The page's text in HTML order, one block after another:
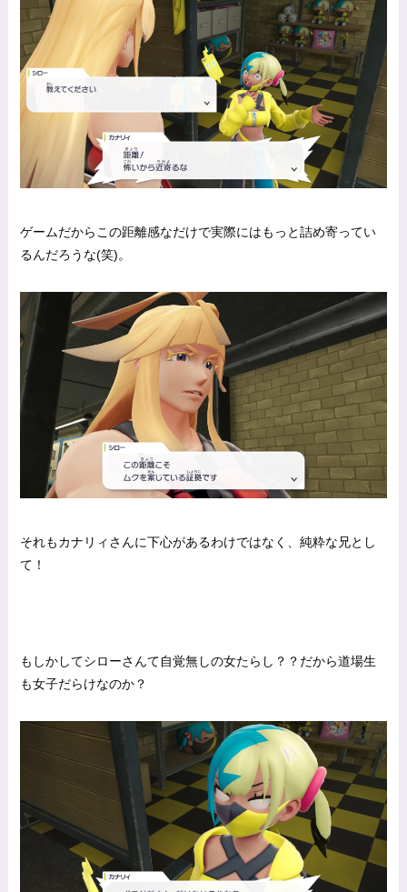
ゲームだからこの距離感なだけで実際にはもっと詰め寄ってい
るんだろうな(笑)。
それもカナリィさんに下心があるわけではなく、純粋な兄とし
て！
もしかしてシローさんて自覚無しの女たらし？？だから道場生
も女子だらけなのか？